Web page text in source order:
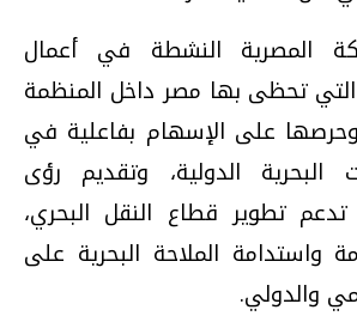
المصرية النشطة في أعمال
تحظى بها مصر داخل المنظمة
وحرصها على الإسهام بفاعلية في
البحرية الدولية، وتقديم رؤى
تدعم تطوير قطاع النقل البحري،
واستدامة الملاحة البحرية على
والدولي.